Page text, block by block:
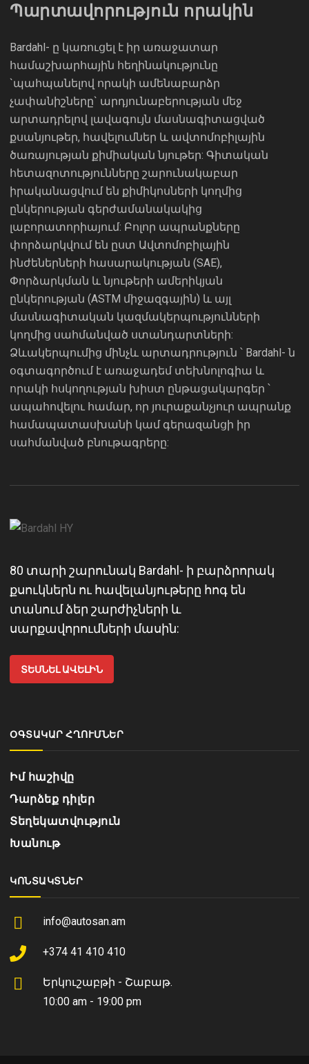
Պարտավորություն որակին
Bardahl- ը կառուցել է իր առաջատար
համաշխարհային հեղինակությունը
`պահպանելով որակի ամենաբարձր
չափանիշները` արդյունաբերության մեջ
արտադրելով լավագույն մասնագիտացված
քսանյութեր, հավելումներ և ավտոմոբիլային
ծառայության քիմիական նյութեր: Գիտական ​​
հետազոտությունները շարունակաբար
իրականացվում են քիմիկոսների կողմից
ընկերության գերժամանակակից
լաբորատորիայում: Բոլոր ապրանքները
փորձարկվում են ըստ Ավտոմոբիլային
ինժեներների հասարակության (SAE),
Փորձարկման և նյութերի ամերիկյան
ընկերության (ASTM միջազգային) և այլ
մասնագիտական ​​կազմակերպությունների
կողմից սահմանված ստանդարտների:
Ձևակերպումից մինչև արտադրություն ՝ Bardahl- ն
օգտագործում է առաջադեմ տեխնոլոգիա և
որակի հսկողության խիստ ընթացակարգեր ՝
ապահովելու համար, որ յուրաքանչյուր ապրանք
համապատասխանի կամ գերազանցի իր
սահմանված բնութագրերը:
80 տարի շարունակ Bardahl- ի բարձրորակ
քսուկներն ու հավելանյութերը հոգ են
տանում ձեր շարժիչների և
սարքավորումների մասին:
ՏԵՍՆԵԼ ԱՎԵԼԻՆ
ՕԳՏԱԿԱՐ ՀՂՈՒՄՆԵՐ
Իմ հաշիվը
Դարձեք դիլեր
Տեղեկատվություն
Խանութ
ԿՈՆՏԱԿՏՆԵՐ
info@autosan.am
+374 41 410 410
Երկուշաբթի - Շաբաթ.
10:00 am - 19:00 pm